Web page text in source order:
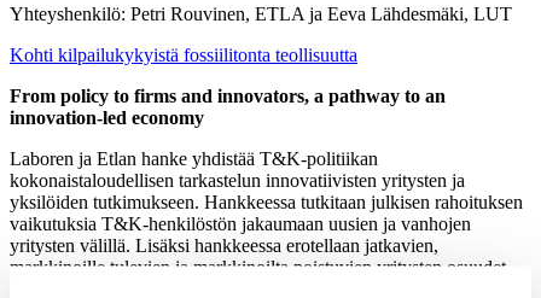
Yhteyshenkilö: Petri Rouvinen, ETLA ja Eeva Lähdesmäki, LUT
Kohti kilpailukykyistä fossiilitonta teollisuutta
From policy to firms and innovators, a pathway to an
innovation-led economy
Laboren ja Etlan hanke yhdistää T&K-politiikan
kokonaistaloudellisen tarkastelun innovatiivisten yritysten ja
yksilöiden tutkimukseen. Hankkeessa tutkitaan julkisen rahoituksen
vaikutuksia T&K-henkilöstön jakaumaan uusien ja vanhojen
yritysten välillä. Lisäksi hankkeessa erotellaan jatkavien,
markkinoille tulevien ja markkinoilta poistuvien yritysten osuudet